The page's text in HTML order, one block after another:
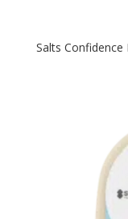
Salts Confidence